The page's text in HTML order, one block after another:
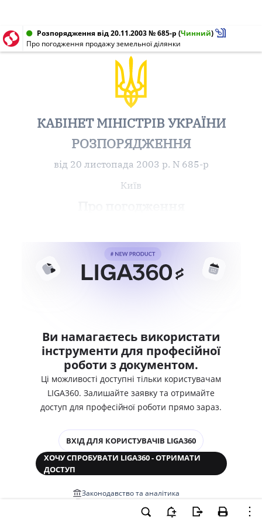
Розпорядження від 20.11.2003 № 685-р (Чинний)
Про погодження продажу земельної ділянки
КАБІНЕТ МІНІСТРІВ УКРАЇНИ
РОЗПОРЯДЖЕННЯ
від 20 листопада 2003 р. N 685-р
Київ
Ви намагаєтесь використати
інструменти для професійної
роботи з документом.
Ці можливості доступні тільки користувачам
LIGA360. Залишайте заявку та отримайте
доступ для професійної роботи прямо зараз.
ВХІД ДЛЯ КОРИСТУВАЧІВ LIGA360
ХОЧУ СПРОБУВАТИ LIGA360 - ОТРИМАТИ
ДОСТУП
Законодавство та аналітика
Перевірка компаній та персон